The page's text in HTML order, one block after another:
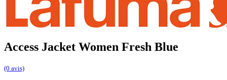
Access Jacket Women Fresh Blue
(0 avis)